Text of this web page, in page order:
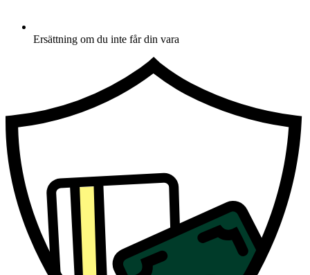
Ersättning om du inte får din vara